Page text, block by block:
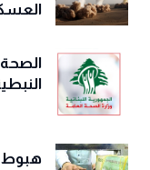
هبوط